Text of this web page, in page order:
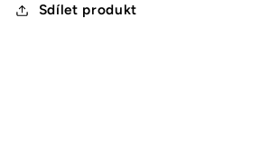
Sdílet produkt